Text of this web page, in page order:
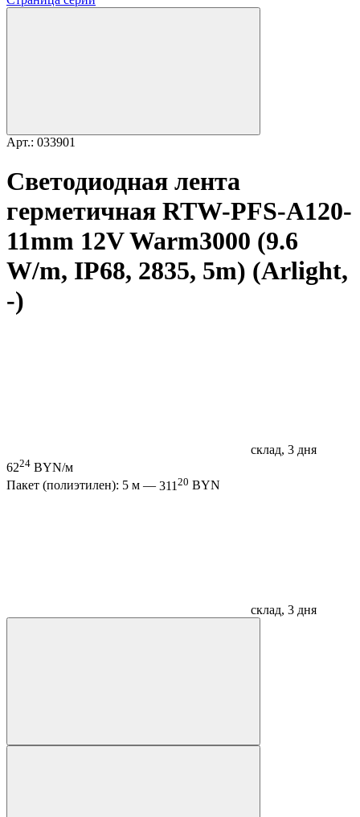
Арт.: 033901
Светодиодная лента
герметичная RTW-PFS-A120-
11mm 12V Warm3000 (9.6
W/m, IP68, 2835, 5m) (Arlight,
-)
склад, 3 дня
6224 BYN/м
Пакет (полиэтилен): 5 м — 311 20 BYN
склад, 3 дня